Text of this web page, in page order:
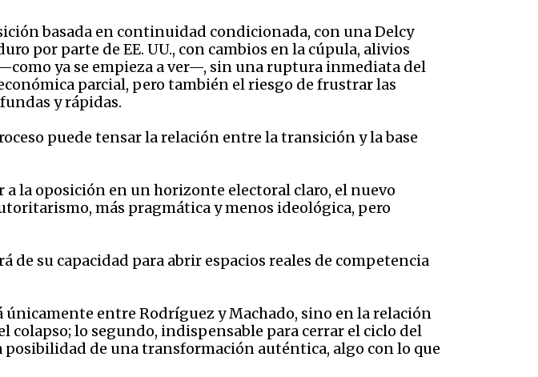
basada en continuidad condicionada, con una Delcy
por parte de EE. UU., con cambios en la cúpula, alivios
ya se empieza a ver—, sin una ruptura inmediata del
parcial, pero también el riesgo de frustrar las
y rápidas.
puede tensar la relación entre la transición y la base
la oposición en un horizonte electoral claro, el nuevo
más pragmática y menos ideológica, pero
su capacidad para abrir espacios reales de competencia
entre Rodríguez y Machado, sino en la relación
colapso; lo segundo, indispensable para cerrar el ciclo del
posibilidad de una transformación auténtica, algo con lo que